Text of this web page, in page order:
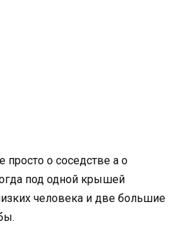
просто о соседстве а о
под одной крышей
человека и две большие